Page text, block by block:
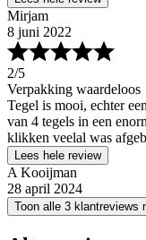
Mirjam
8 juni 2022
2/5
Verpakking waardeloos
Tegel is mooi, echter
van 4 tegels in een
klikken veelal was
Lees hele review
A Kooijman
28 april 2024
Toon alle 3 klantreviews